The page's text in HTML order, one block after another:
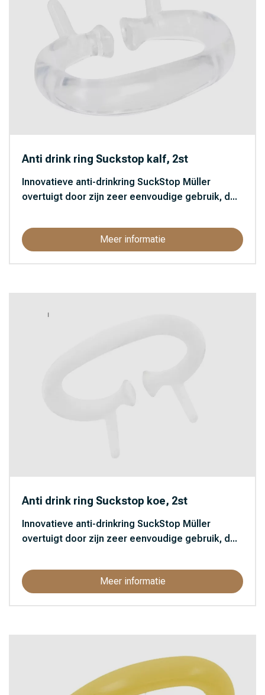
Anti drink ring Suckstop kalf, 2st
Innovatieve anti-drinkring SuckStop Müller
overtuigt door zijn zeer eenvoudige gebruik, d...
Meer informatie
Anti drink ring Suckstop koe, 2st
Innovatieve anti-drinkring SuckStop Müller
overtuigt door zijn zeer eenvoudige gebruik, d...
Meer informatie